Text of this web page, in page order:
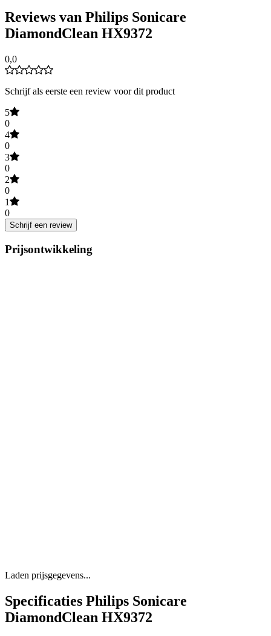
Reviews van Philips Sonicare
DiamondClean HX9372
0,0
Schrijf als eerste een review voor dit product
5
0
4
0
3
0
2
0
1
0
Schrijf een review
Prijsontwikkeling
Laden prijsgegevens...
Specificaties Philips Sonicare
DiamondClean HX9372